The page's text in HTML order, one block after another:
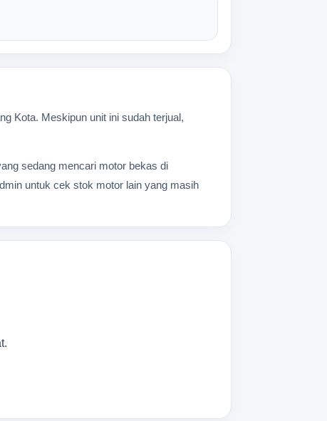
Kota. Meskipun unit ini sudah terjual,
sedang mencari motor bekas di
untuk cek stok motor lain yang masih